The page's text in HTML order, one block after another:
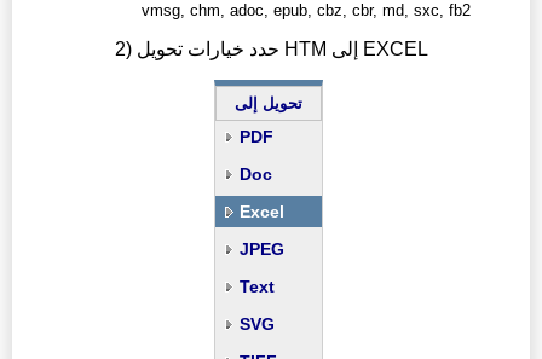
vmsg, chm, adoc, epub, cbz, cbr, md, sxc, fb2
2) حدد خيارات تحويل HTM إلى EXCEL
تحويل إلى
PDF
Doc
Excel
JPEG
Text
SVG